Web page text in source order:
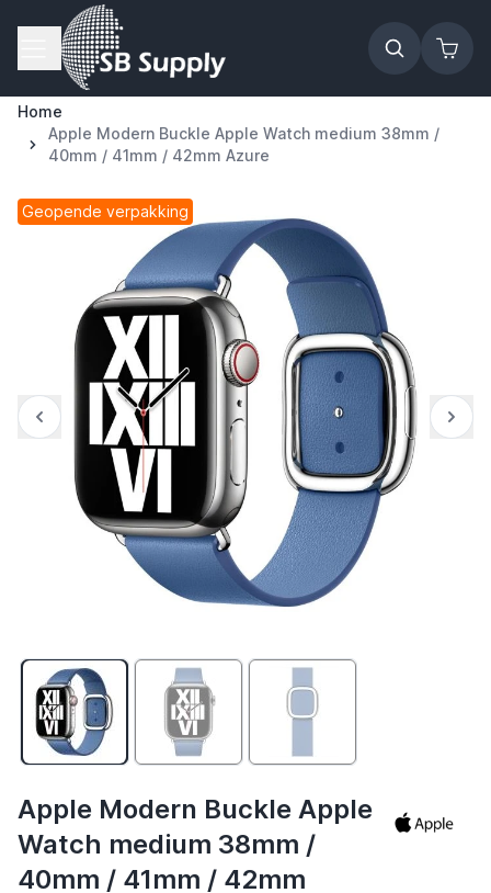
Ga naar de inhoud
Home
Apple Modern Buckle Apple Watch medium 38mm /
40mm / 41mm / 42mm Azure
Geopende verpakking
Apple Modern Buckle Apple
Watch medium 38mm /
40mm / 41mm / 42mm